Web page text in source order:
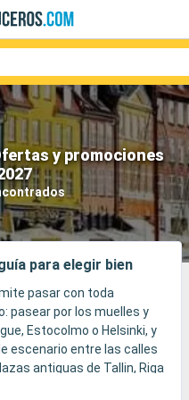
y promociones
Compañías
Buscar
para elegir bien
pasar con toda
pasear por los muelles y
Estocolmo o Helsinki, y
escenario entre las calles
antiguas de Tallin, Riga